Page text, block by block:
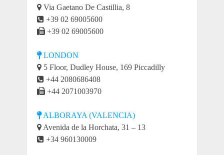
Via Gaetano De Castillia, 8
+39 02 69005600
+39 02 69005600
LONDON
5 Floor, Dudley House, 169 Piccadilly
+44 2080686408
+44 2071003970
ALBORAYA (VALENCIA)
Avenida de la Horchata, 31 – 13
+34 960130009